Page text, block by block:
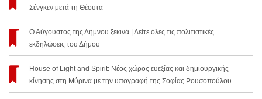
Σένγκεν μετά τη Θέουτα
Ο Αύγουστος της Λήμνου ξεκινά | Δείτε όλες τις πολιτιστικές
εκδηλώσεις του Δήμου
House of Light and Spirit: Νέος χώρος ευεξίας και δημιουργικής
κίνησης στη Μύρινα με την υπογραφή της Σοφίας Ρουσοπούλου